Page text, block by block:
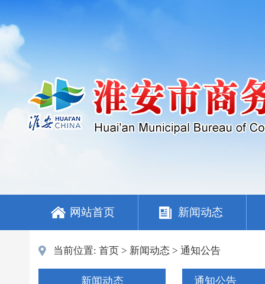
网站首页 新闻动态
当前位置: 首页 > 新闻动态 > 通知公告
新闻动态 通知公告